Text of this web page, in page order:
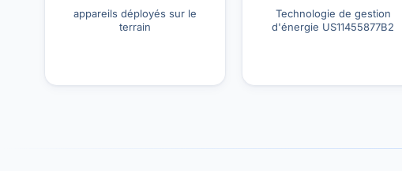
appareils déployés sur le
terrain
Technologie de gestion
d'énergie US11455877B2